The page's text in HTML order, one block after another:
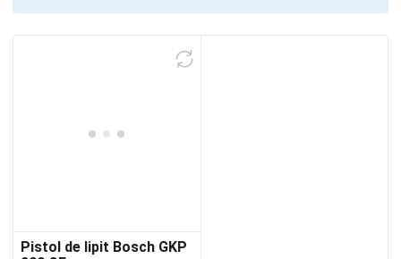
Pistol de lipit Bosch GKP